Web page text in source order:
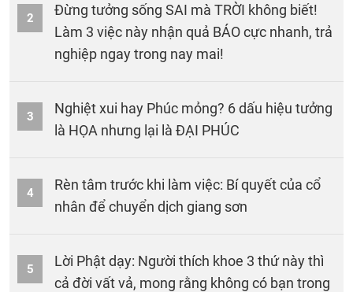
2
Đừng tưởng sống SAI mà TRỜI không biết!
Làm 3 việc này nhận quả BÁO cực nhanh, trả
nghiệp ngay trong nay mai!
3
Nghiệt xui hay Phúc mỏng? 6 dấu hiệu tưởng
là HỌA nhưng lại là ĐẠI PHÚC
4
Rèn tâm trước khi làm việc: Bí quyết của cổ
nhân để chuyển dịch giang sơn
5
Lời Phật dạy: Người thích khoe 3 thứ này thì
cả đời vất vả, mong rằng không có bạn trong